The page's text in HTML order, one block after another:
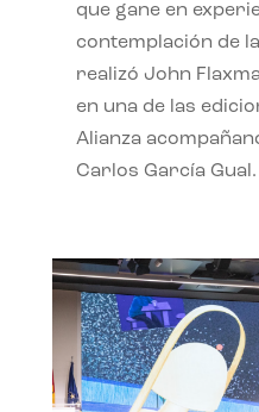
que gane en
contemplación de
realizó John
en una de las
Alianza
Carlos García